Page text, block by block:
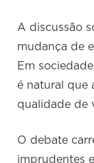
A discussão
mudança de
Em
é natural que
qualidade de
O debate
imprudentes